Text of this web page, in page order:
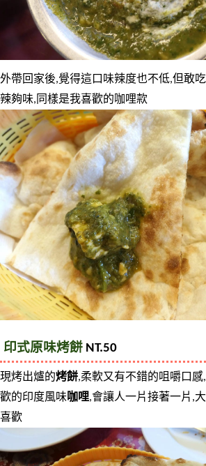
外帶回家後,覺得這口味辣度也不低,但敢
辣夠味,同樣是我喜歡的咖哩款
印式原味烤餅 NT.50
現烤出爐的烤餅,柔軟又有不錯的咀嚼口
歡的印度風味咖哩,會讓人一片接著一片,
喜歡